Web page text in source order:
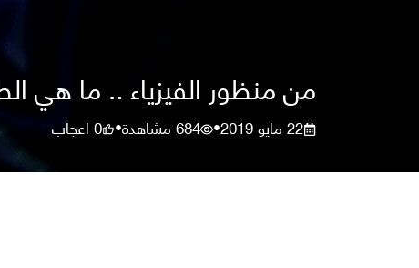
من منظور الفيزياء .. ما هي
22 مايو 2019 •
684مشاهدة•
0اعجاب